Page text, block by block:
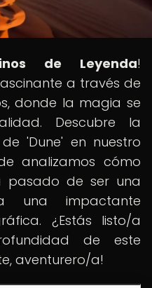
de Leyenda!
a través de
donde la magia se
Descubre la
'Dune' en nuestro
analizamos cómo
de ser una
impactante
¿Estás listo/a
de este
aventurero/a!